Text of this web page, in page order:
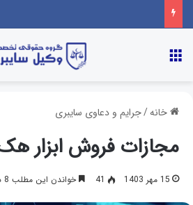
خانه/جرایم و دعاوی سایبری
مجازات فروش ابزار
15 مهر 1403 41 خواندن این مطلب 8 دقیقه زمان میبرد